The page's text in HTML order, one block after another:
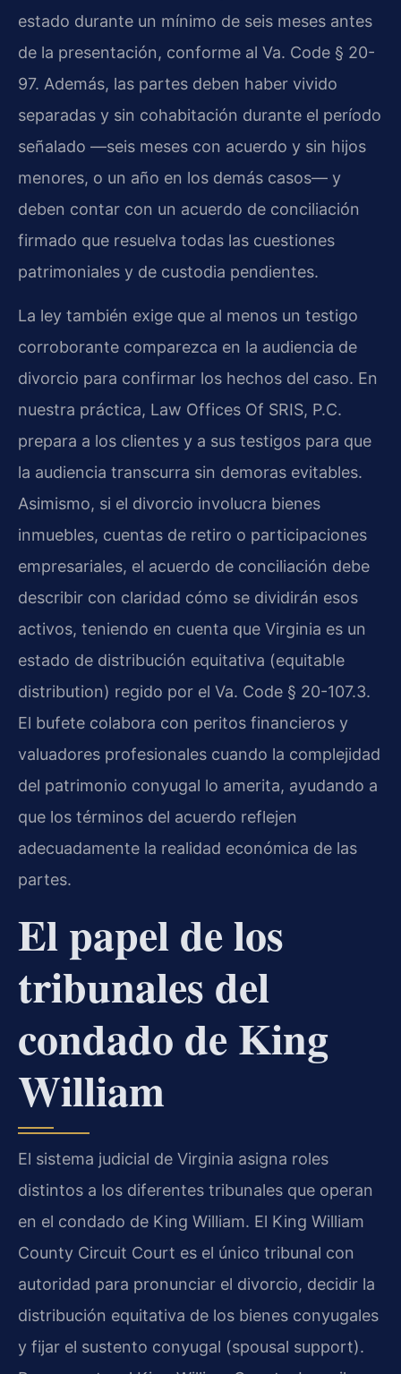
estado durante un mínimo de seis meses antes
de la presentación, conforme al Va. Code § 20-
97. Además, las partes deben haber vivido
separadas y sin cohabitación durante el período
señalado —seis meses con acuerdo y sin hijos
menores, o un año en los demás casos— y
deben contar con un acuerdo de conciliación
firmado que resuelva todas las cuestiones
patrimoniales y de custodia pendientes.
La ley también exige que al menos un testigo
corroborante comparezca en la audiencia de
divorcio para confirmar los hechos del caso. En
nuestra práctica, Law Offices Of SRIS, P.C.
prepara a los clientes y a sus testigos para que
la audiencia transcurra sin demoras evitables.
Asimismo, si el divorcio involucra bienes
inmuebles, cuentas de retiro o participaciones
empresariales, el acuerdo de conciliación debe
describir con claridad cómo se dividirán esos
activos, teniendo en cuenta que Virginia es un
estado de distribución equitativa (equitable
distribution) regido por el Va. Code § 20-107.3.
El bufete colabora con peritos financieros y
valuadores profesionales cuando la complejidad
del patrimonio conyugal lo amerita, ayudando a
que los términos del acuerdo reflejen
adecuadamente la realidad económica de las
partes.
El papel de los
tribunales del
condado de King
William
El sistema judicial de Virginia asigna roles
distintos a los diferentes tribunales que operan
en el condado de King William. El King William
County Circuit Court es el único tribunal con
autoridad para pronunciar el divorcio, decidir la
distribución equitativa de los bienes conyugales
y fijar el sustento conyugal (spousal support).